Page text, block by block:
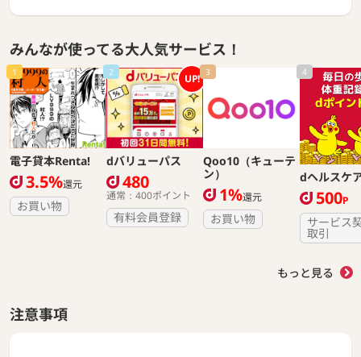
みんなが使ってる大人気サービス！
1
電子貸本Renta!
3.5%還元
お買い物
2 UP!
dバリューパス
480
通常：400ポイント
有料会員登録
3
Qoo10（キューテ
ン）
1%還元
お買い物
4
dヘルスケ
500P
サービス
取引
もっと見る
注意事項